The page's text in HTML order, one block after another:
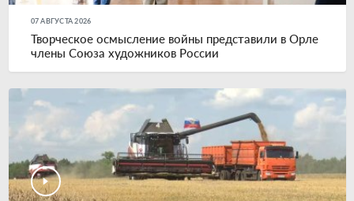
07 АВГУСТА 2026
Творческое осмысление войны представили в Орле
члены Союза художников России